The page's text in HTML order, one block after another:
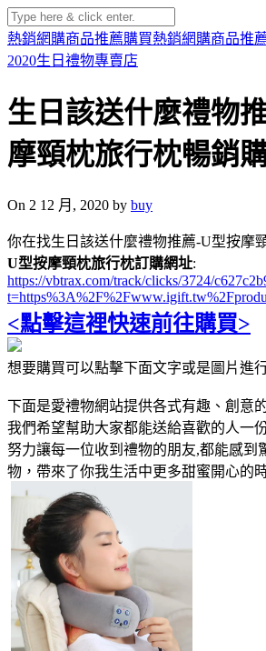
熱銷網購商品推薦購買熱銷網購商品推
2020生日禮物專賣店
生日該送什麼禮物
摩頸枕旅行枕暢銷
On 2 12 月, 2020 by buy
你在找生日該送什麼禮物推薦-U型按摩
U型按摩頸枕旅行枕訂購網址:
https://vbtrax.com/track/clicks/3724/
<點擊這裡快速前往購買>
想要購買可以點擊下面文字或是圖片進
下面是愛禮物網站提供各式有趣、創意
我們希望幫助大家都能送給喜歡的人一
努力讓每一位收到禮物的朋友,都能感到
物，帶來了你我生活中更多甜蜜開心的